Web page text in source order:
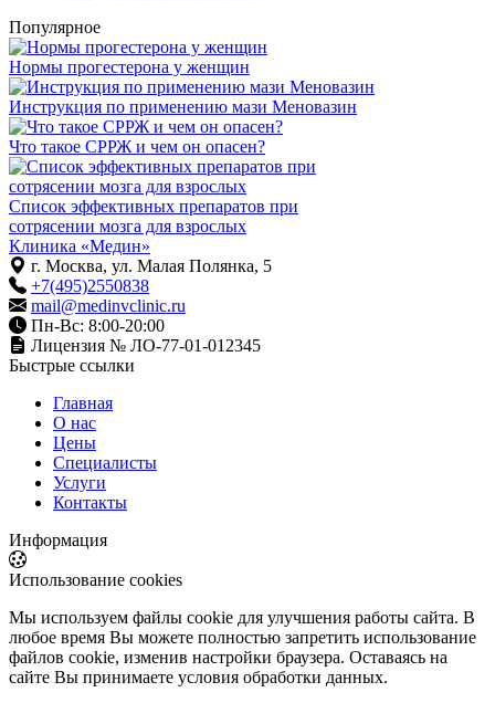
Популярное
Нормы прогестерона у женщин
Инструкция по применению мази Меновазин
Что такое СРРЖ и чем он опасен?
Список эффективных препаратов при
сотрясении мозга для взрослых
Клиника «Медин»
г. Москва, ул. Малая Полянка, 5
+7(495)2550838
mail@medinvclinic.ru
Пн-Вс: 8:00-20:00
Лицензия № ЛО-77-01-012345
Быстрые ссылки
Главная
О нас
Цены
Специалисты
Услуги
Контакты
Информация
Использование cookies
Мы используем файлы cookie для улучшения работы сайта. В
любое время Вы можете полностью запретить использование
файлов cookie, изменив настройки браузера. Оставаясь на
сайте Вы принимаете условия обработки данных.